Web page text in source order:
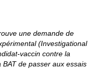
une demande de
(Investigational
vaccin contre la
de passer aux essais